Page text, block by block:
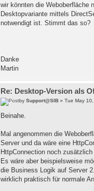
wir könnten die Weboberfläche
Desktopvariante mittels
notwendigt ist. Stimmt das so?
Danke
Martin
Re: Desktop-Version als
by Support@SIB » Tue May
Beinahe.
Mal angenommen die
Server und da wäre eine
HttpConnection noch
Es wäre aber beispielsweise
die Business Logik auf Server
wirklich praktisch für normale